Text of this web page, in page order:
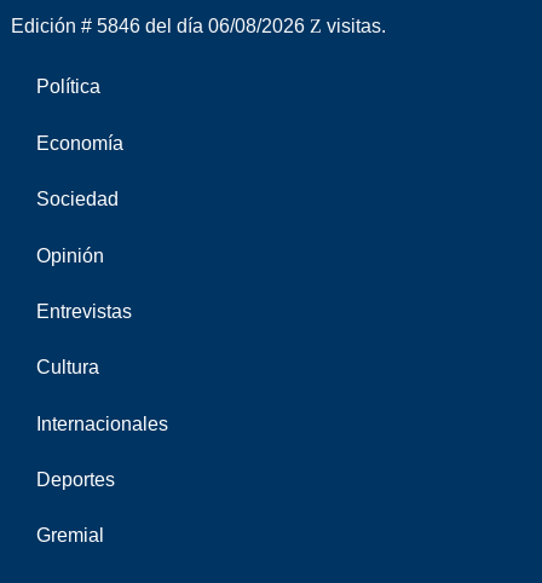
Edición # 5846 del día 06/08/2026 visitas.
Política
Economía
Sociedad
Opinión
Entrevistas
Cultura
Internacionales
Deportes
Gremial